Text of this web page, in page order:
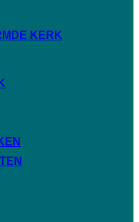
KERK